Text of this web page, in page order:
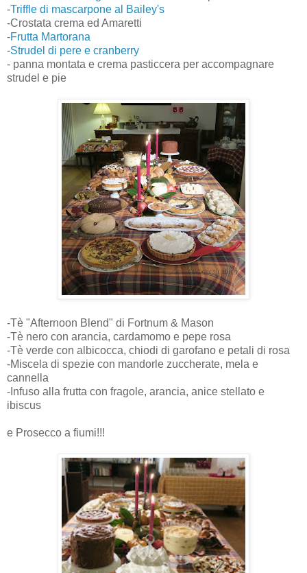
-Triffle di mascarpone al Bailey's
-Crostata crema ed Amaretti
-Frutta Martorana
-Strudel di pere e cranberry
- panna montata e crema pasticcera per accompagnare
strudel e pie
-Tè "Afternoon Blend" di Fortnum & Mason
-Tè nero con arancia, cardamomo e pepe rosa
-Tè verde con albicocca, chiodi di garofano e petali di rosa
-Miscela di spezie con mandorle zuccherate, mela e
cannella
-Infuso alla frutta con fragole, arancia, anice stellato e
ibiscus
e Prosecco a fiumi!!!